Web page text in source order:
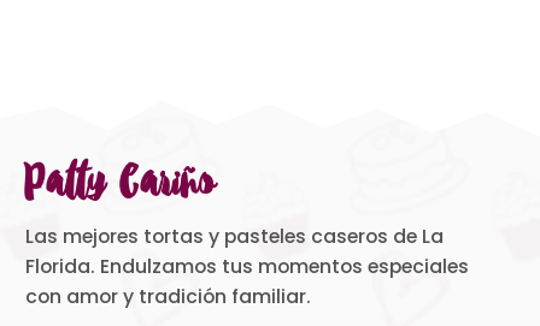
Patty Cariño
Las mejores tortas y pasteles caseros de La
Florida. Endulzamos tus momentos especiales
con amor y tradición familiar.